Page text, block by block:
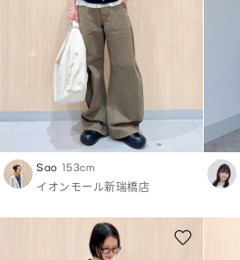
Sao 153cm
イオンモール新瑞橋店